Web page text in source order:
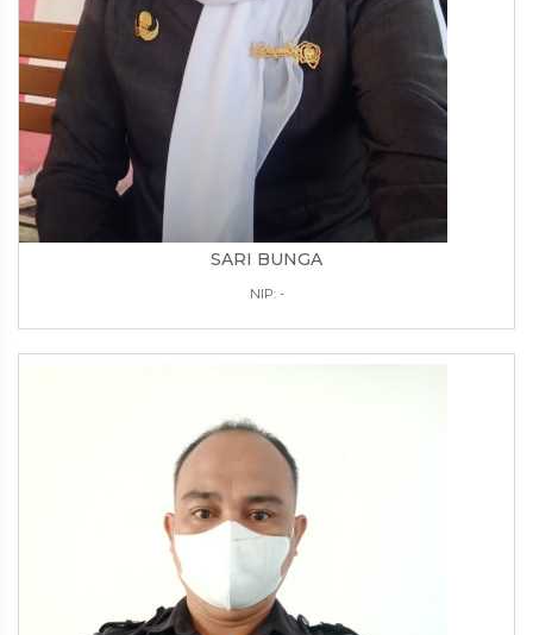
SARI BUNGA
NIP: -